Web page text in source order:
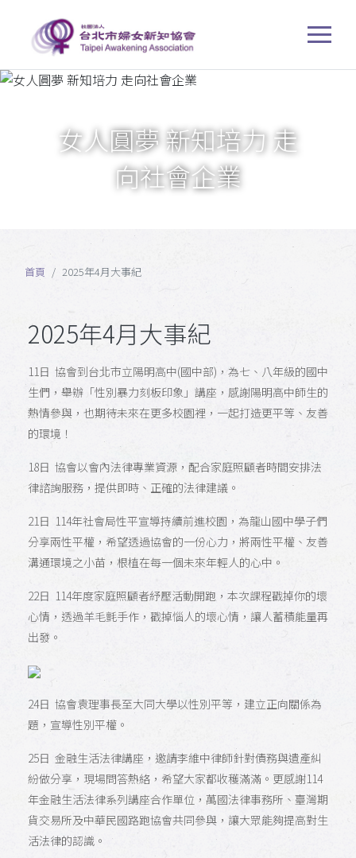
女人圓夢 新知培力 走
向社會企業
首頁 2025年4月大事紀
2025年4月大事紀
11日 協會到台北市立陽明高中(國中部)，為七、八年級的國中
生們，舉辦「性別暴力刻板印象」講座，感謝陽明高中師生的
熱情參與，也期待未來在更多校園裡，一起打造更平等、友善
的環境！
18日 協會以會內法律專業資源，配合家庭照顧者時間安排法
律諮詢服務，提供即時、正確的法律建議。
21日 114年社會局性平宣導持續前進校園，為龍山國中學子們
分享兩性平權，希望透過協會的一份心力，將兩性平權、友善
溝通環境之小苗，根植在每一個未來年輕人的心中。
22日 114年度家庭照顧者紓壓活動開跑，本次課程戳掉你的壞
心情，透過羊毛氈手作，戳掉惱人的壞心情，讓人蓄積能量再
出發。
24日 協會袁理事長至大同大學以性別平等，建立正向關係為
題，宣導性別平權。
25日 金融生活法律講座，邀請李維中律師針對債務與遺產糾
紛做分享，現場問答熱絡，希望大家都收穫滿滿。更感謝114
年金融生活法律系列講座合作單位，萬國法律事務所、臺灣期
貨交易所及中華民國路跑協會共同參與，讓大眾能夠提高對生
活法律的認識。